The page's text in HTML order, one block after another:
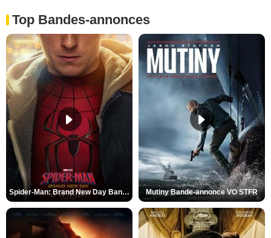
Top Bandes-annonces
Spider-Man: Brand New Day Bande-annonce VO STFR Mutiny Bande-annonce VO STFR